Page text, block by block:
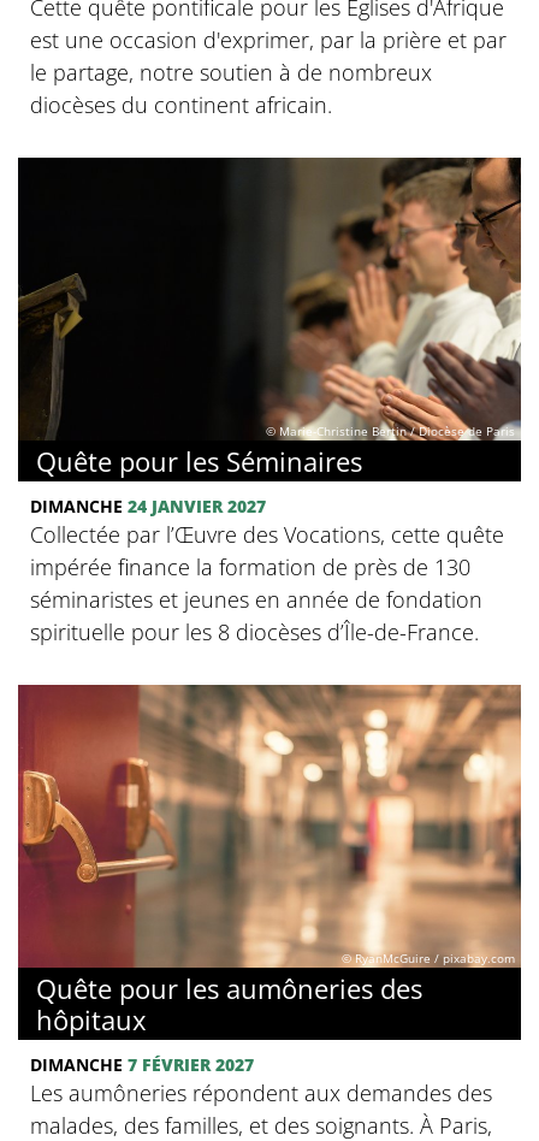
Cette quête pontificale pour les Églises d'Afrique
est une occasion d'exprimer, par la prière et par
le partage, notre soutien à de nombreux
diocèses du continent africain.
© Marie-Christine Bertin / Diocèse de Paris
Quête pour les Séminaires
DIMANCHE 24 JANVIER 2027
Collectée par l’Œuvre des Vocations, cette quête
impérée finance la formation de près de 130
séminaristes et jeunes en année de fondation
spirituelle pour les 8 diocèses d’Île-de-France.
© RyanMcGuire / pixabay.com
Quête pour les aumôneries des
hôpitaux
DIMANCHE 7 FÉVRIER 2027
Les aumôneries répondent aux demandes des
malades, des familles, et des soignants. À Paris,